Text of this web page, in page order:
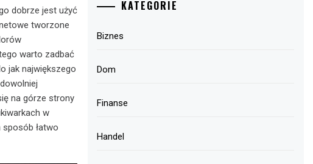
dobrze jest użyć
tworzone
warto zadbać
jak największego
na górze strony
w
łatwo
KATEGORIE
Biznes
Dom
Finanse
Handel